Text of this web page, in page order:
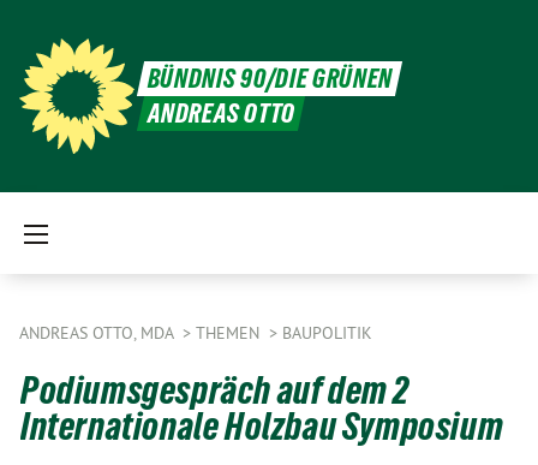
BÜNDNIS 90/DIE GRÜNEN
ANDREAS OTTO
ANDREAS OTTO, MDA THEMEN BAUPOLITIK
Podiumsgespräch auf dem 2
Internationale Holzbau Symposium